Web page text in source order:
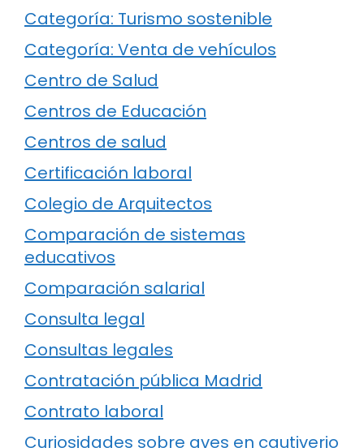
Categoría: Turismo sostenible
Categoría: Venta de vehículos
Centro de Salud
Centros de Educación
Centros de salud
Certificación laboral
Colegio de Arquitectos
Comparación de sistemas
educativos
Comparación salarial
Consulta legal
Consultas legales
Contratación pública Madrid
Contrato laboral
Curiosidades sobre aves en cautiverio